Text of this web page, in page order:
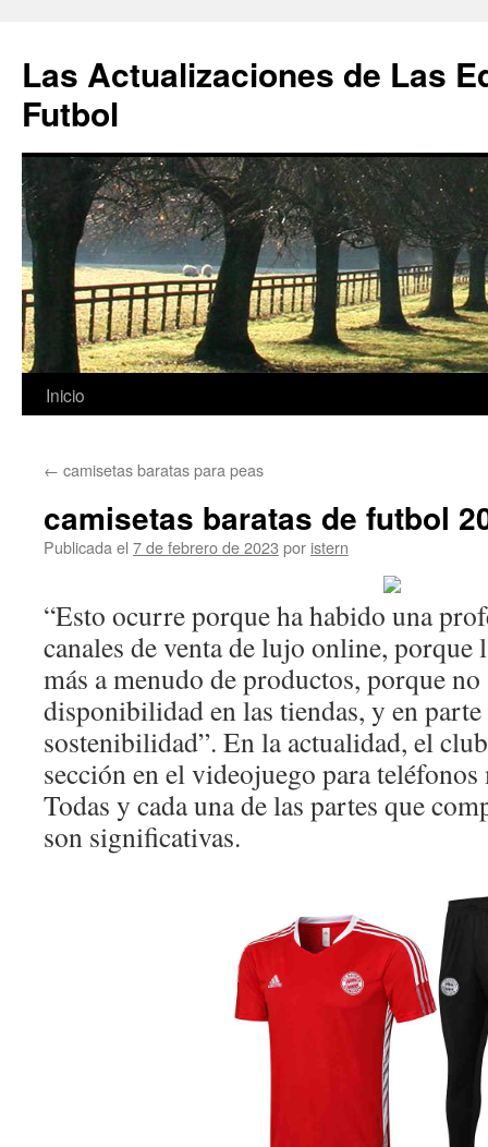
Las Actualizaciones de Las
Futbol
Saltar
contenido
Inicio
← camisetas baratas para peas
camisetas baratas de futbol
Publicada el 7 de febrero de 2023 por istern
“Esto ocurre porque ha habido una
canales de venta de lujo online, porque
más a menudo de productos, porque
disponibilidad en las tiendas, y en
sostenibilidad”. En la actualidad, el
sección en el videojuego para
Todas y cada una de las partes que
son significativas.